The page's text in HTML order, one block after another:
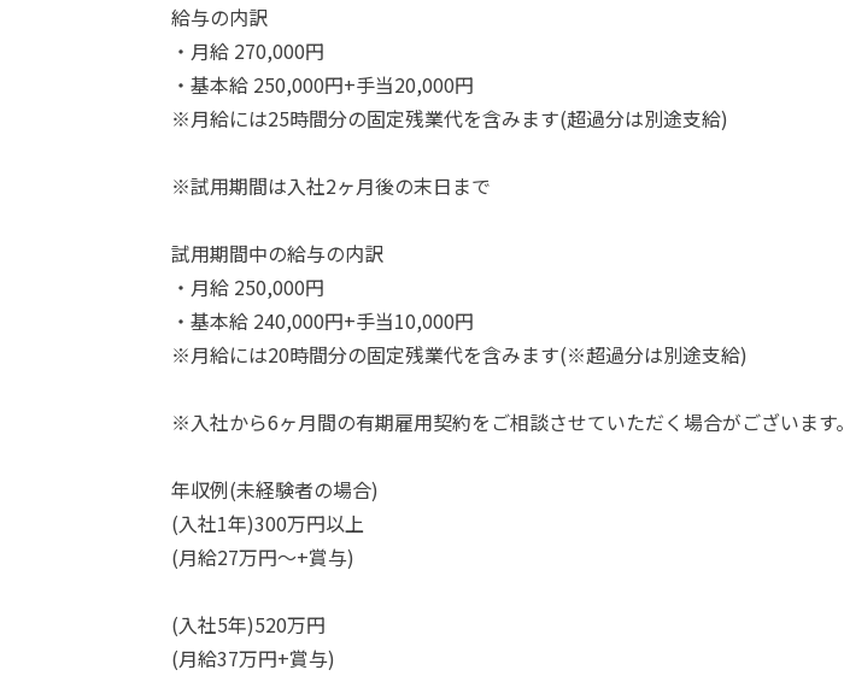
給与の内訳
・月給 270,000円
・基本給 250,000円+手当20,000円
※月給には25時間分の固定残業代を含みます(超過分は別途支給)
※試用期間は入社2ヶ月後の末日まで
試用期間中の給与の内訳
・月給 250,000円
・基本給 240,000円+手当10,000円
※月給には20時間分の固定残業代を含みます(※超過分は別途支給)
※入社から6ヶ月間の有期雇用契約をご相談させていただく場合がございます。
年収例(未経験者の場合)
(入社1年)300万円以上
(月給27万円～+賞与)
(入社5年)520万円
(月給37万円+賞与)